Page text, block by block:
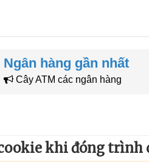
Ngân hàng gần nhất
Cây ATM các ngân hàng
khi đóng trình